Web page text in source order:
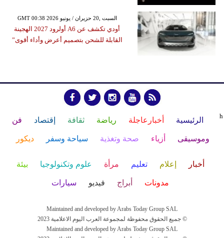
GMT 00:38 2026 السبت ,20 حزيران / يونيو
أودي تكشف عن A6 أولرود 2027 الهجينة
القابلة للشحن بتصميم أعرض وأداء أقوى”
h الرئيسية أخبارعاجلة رياضة ثقافة إقتصاد فن
وموسيقى أزياء صحة وتغذية سياحة وسفر ديكور
أخبار إعلام تعليم مرأة علوم وتكنولوجيا بيئة
مدونات أبراج فيديو سيارات
Maintained and developed by Arabs Today Group SAL
جميع الحقوق محفوظة لمجموعة العرب اليوم الاعلامية 2023 ©
Maintained and developed by Arabs Today Group SAL